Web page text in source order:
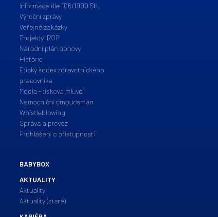
Informace dle 106/1999 Sb.
Výroční zprávy
Veřejné zakázky
Projekty IROP
Národní plán obnovy
Historie
Etický kodex zdravotnického
pracovníka
Média - tisková mluvčí
Nemocniční ombudsman
Whistleblowing
Správa a provoz
Prohlášení o přístupnosti
BABYBOX
AKTUALITY
Aktuality
Aktuality (staré)